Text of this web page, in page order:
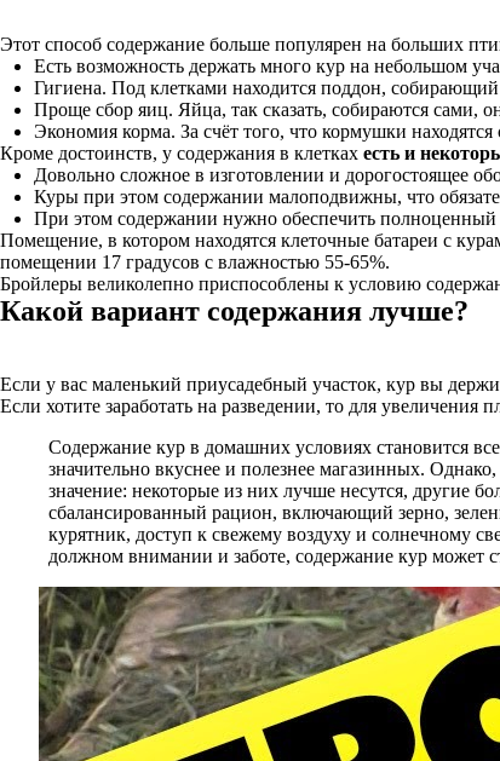
Этот способ содержание больше популярен на больших
Есть возможность держать много кур на небольшом
Гигиена. Под клетками находится поддон,
Проще сбор яиц. Яйца, так сказать, собираются сами,
Экономия корма. За счёт того, что кормушки
Кроме достоинств, у содержания в клетках есть и
Довольно сложное в изготовлении и дорогостоящее
Куры при этом содержании малоподвижны, что
При этом содержании нужно обеспечить
Помещение, в котором находятся клеточные батареи с
помещении 17 градусов с влажностью 55-65%.
Бройлеры великолепно приспособлены к условию
Какой вариант содержания лучше?
Если у вас маленький приусадебный участок, кур вы
Если хотите заработать на разведении, то для
Содержание кур в домашних условиях становится
значительно вкуснее и полезнее магазинных.
значение: некоторые из них лучше несутся, другие
сбалансированный рацион, включающий зерно,
курятник, доступ к свежему воздуху и солнечному
должном внимании и заботе, содержание кур может